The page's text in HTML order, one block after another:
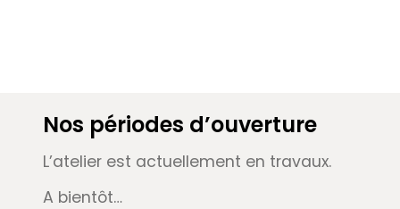
Nos périodes d’ouverture
L’atelier est actuellement en travaux.
A bientôt…